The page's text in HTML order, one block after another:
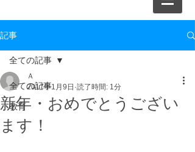
記事
全ての記事
教育
全ての記事
新年・おめでとうござい
ます！
Ａ
2017年1月9日 読了時間: 1分